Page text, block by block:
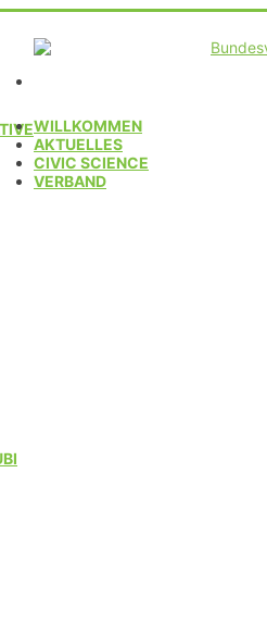
WILLKOMMEN
AKTUELLES
CIVIC SCIENCE
VERBAND